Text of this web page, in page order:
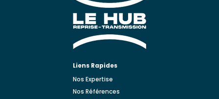
Liens Rapides
Nos Expertise
Nos Références